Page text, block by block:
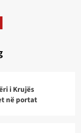
i Krujës
në portat